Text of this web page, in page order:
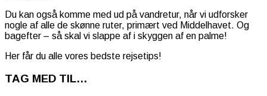
Du kan også komme med ud på vandretur, når vi udforsker
nogle af alle de skønne ruter, primært ved Middelhavet. Og
bagefter – så skal vi slappe af i skyggen af en palme!
Her får du alle vores bedste rejsetips!
TAG MED TIL…